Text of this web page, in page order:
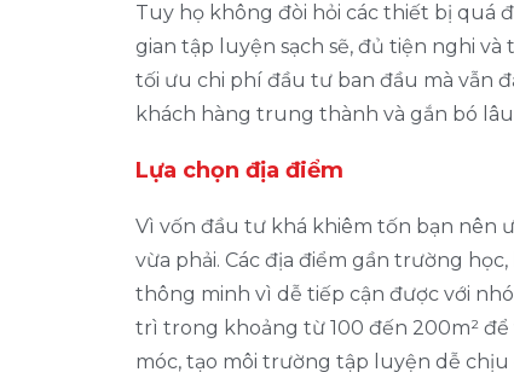
Tuy họ không đòi hỏi các thiết bị quá
gian tập luyện sạch sẽ, đủ tiện nghi
tối ưu chi phí đầu tư ban đầu mà vẫn
khách hàng trung thành và gắn bó lâu
Lựa chọn địa điểm
Vì vốn đầu tư khá khiêm tốn bạn nên
vừa phải. Các địa điểm gần trường
thông minh vì dễ tiếp cận được với
trì trong khoảng từ 100 đến 200m²
móc, tạo môi trường tập luyện dễ chịu